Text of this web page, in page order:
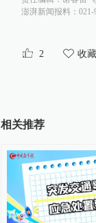
澎湃新闻报料：021-
2 收藏
相关推荐